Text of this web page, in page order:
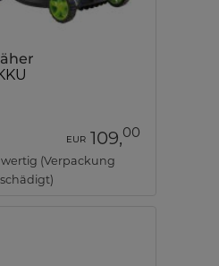
EUR 109,00
(Verpackung